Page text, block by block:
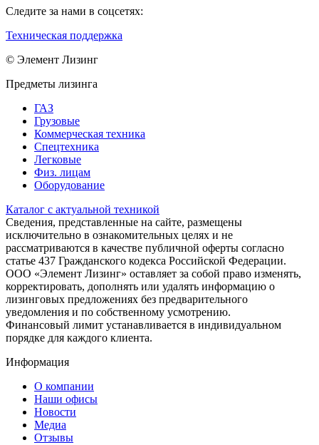
Следите за нами в соцсетях:
Техническая поддержка
© Элемент Лизинг
Предметы лизинга
ГАЗ
Грузовые
Коммерческая техника
Спецтехника
Легковые
Физ. лицам
Оборудование
Каталог с актуальной техникой
Сведения, представленные на сайте, размещены
исключительно в ознакомительных целях и не
рассматриваются в качестве публичной оферты согласно
статье 437 Гражданского кодекса Российской Федерации.
ООО «Элемент Лизинг» оставляет за собой право изменять,
корректировать, дополнять или удалять информацию о
лизинговых предложениях без предварительного
уведомления и по собственному усмотрению.
Финансовый лимит устанавливается в индивидуальном
порядке для каждого клиента.
Информация
О компании
Наши офисы
Новости
Медиа
Отзывы